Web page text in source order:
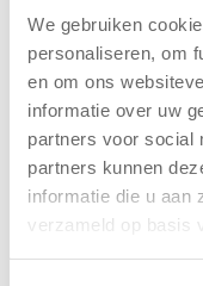
We gebruiken
personaliseren, om
en om ons
informatie over uw
partners voor social
partners kunnen
informatie die u aan
verzameld op basis